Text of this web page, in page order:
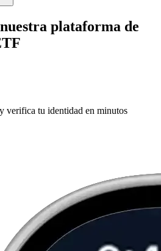
plataforma de
verifica tu identidad en minutos